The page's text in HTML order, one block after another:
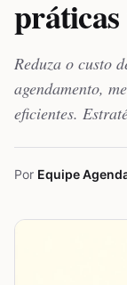
Reduza o custo
agendamento,
eficientes.
Por Equipe